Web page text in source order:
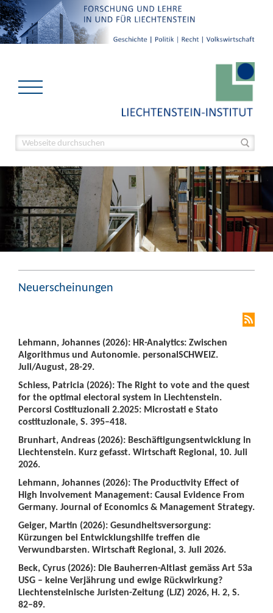
Neuerscheinungen
Lehmann, Johannes (2026): HR-Analytics: Zwischen
Algorithmus und Autonomie. personalSCHWEIZ.
Juli/August, 28-29.
Schiess, Patricia (2026): The Right to vote and the quest
for the optimal electoral system in Liechtenstein.
Percorsi Costituzionali 2.2025: Microstati e Stato
costituzionale, S. 395–418.
Brunhart, Andreas (2026): Beschäftigungsentwicklung in
Liechtenstein. Kurz gefasst. Wirtschaft Regional, 10. Juli
2026.
Lehmann, Johannes (2026): The Productivity Effect of
High Involvement Management: Causal Evidence From
Germany. Journal of Economics & Management Strategy.
Geiger, Martin (2026): Gesundheitsversorgung:
Kürzungen bei Entwicklungshilfe treffen die
Verwundbarsten. Wirtschaft Regional, 3. Juli 2026.
Beck, Cyrus (2026): Die Bauherren-Altlast gemäss Art 53a
USG – keine Verjährung und ewige Rückwirkung?
Liechtensteinische Juristen-Zeitung (LJZ) 2026, H. 2, S.
82–89.